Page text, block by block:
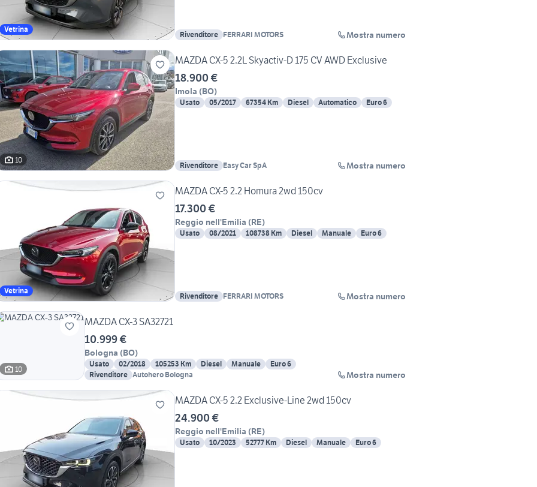
Vetrina
Rivenditore FERRARI MOTORS Mostra numero
10
MAZDA CX-5 2.2L Skyactiv-D 175 CV AWD Exclusive
18.900 €
Imola (BO)
Usato 05/2017 67354 Km Diesel Automatico Euro 6
Rivenditore Easy Car SpA Mostra numero
Vetrina
MAZDA CX-5 2.2 Homura 2wd 150cv
17.300 €
Reggio nell'Emilia (RE)
Usato 08/2021 108738 Km Diesel Manuale Euro 6
Rivenditore FERRARI MOTORS Mostra numero
10
MAZDA CX-3 SA32721
10.999 €
Bologna (BO)
Usato 02/2018 105253 Km Diesel Manuale
Euro 6
Rivenditore Autohero Bologna Mostra numero
MAZDA CX-5 2.2 Exclusive-Line 2wd 150cv
24.900 €
Reggio nell'Emilia (RE)
Usato 10/2023 52777 Km Diesel Manuale Euro 6